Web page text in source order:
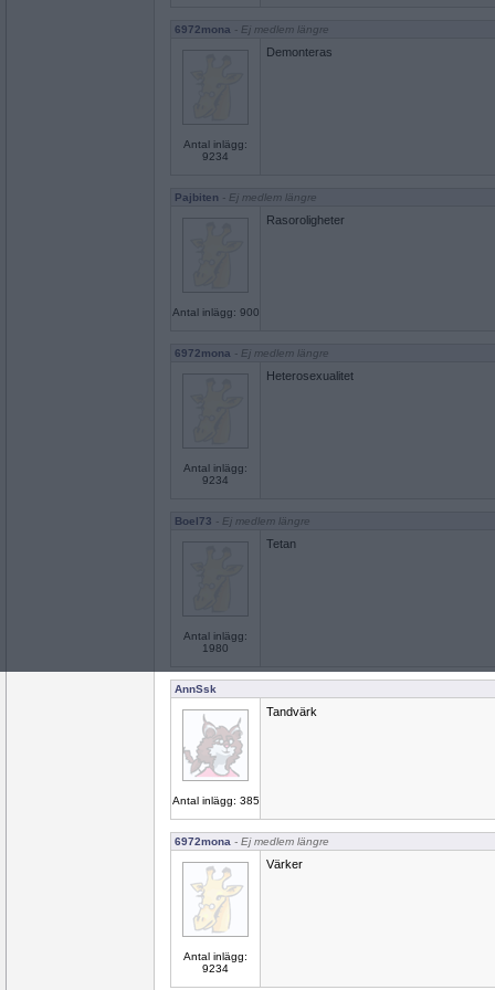
6972mona - Ej medlem längre
Antal inlägg:
9234
Demonteras
Pajbiten - Ej medlem längre
Antal inlägg: 900
Rasoroligheter
6972mona - Ej medlem längre
Antal inlägg:
9234
Heterosexualitet
Boel73 - Ej medlem längre
Antal inlägg:
1980
Tetan
AnnSsk
Antal inlägg: 385
Tandvärk
6972mona - Ej medlem längre
Antal inlägg:
9234
Värker